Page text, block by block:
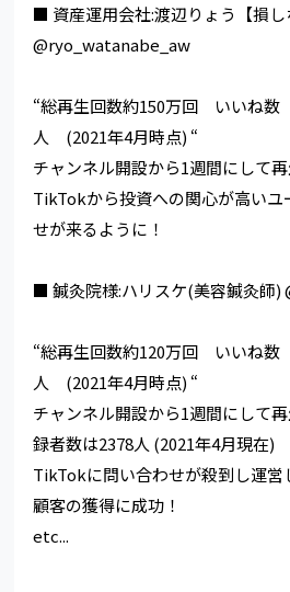
■ 資産運用会社:渡辺りょう【損し
@ryo_watanabe_aw
“総再生回数約150万回 いいね
人 (2021年4月時点) “
チャンネル開設から1週間にして
TikTokから投資への関心が高いユ
せが来るように！
■ 鍼灸院様:ハリスケ(美容鍼灸師)
“総再生回数約120万回 いいね
人 (2021年4月時点) “
チャンネル開設から1週間にして
録者数は2378人 (2021年4月現在)
TikTokに問い合わせが殺到し運営
顧客の獲得に成功！
etc...